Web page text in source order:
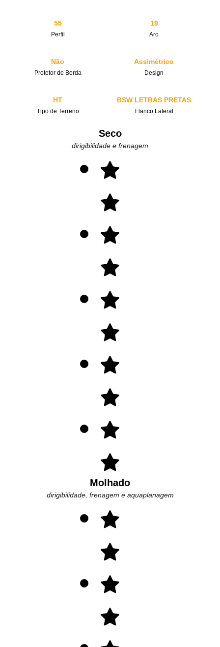
55
Perfil
19
Aro
Não
Protetor de Borda
Assimétrico
Design
HT
Tipo de Terreno
BSW LETRAS PRETAS
Flanco Lateral
Seco
dirigibilidade e frenagem
Molhado
dirigibilidade, frenagem e aquaplanagem